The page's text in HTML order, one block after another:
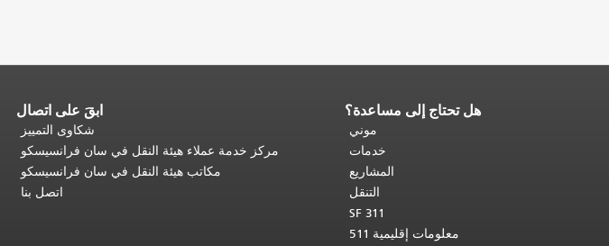
هل تحتاج إلى مساعدة؟
موني
خدمات
المشاريع
التنقل
SF 311
معلومات إقليمية 511
ابقَ على اتصال
شكاوى التمييز
مركز خدمة عملاء هيئة النقل في سان فرانسيسكو
مكاتب هيئة النقل في سان فرانسيسكو
اتصل بنا